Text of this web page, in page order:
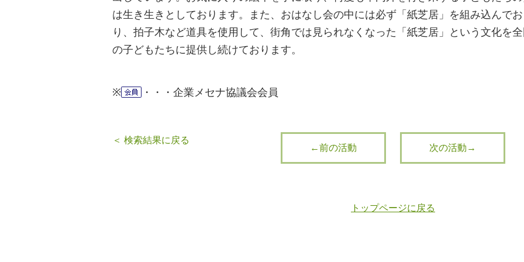
は生き生きとしております。また、おはなし会の中には必ず「紙芝居」を組み込んでお
り、拍子木など道具を使用して、街角では見られなくなった「紙芝居」という文化を
の子どもたちに提供し続けております。
※ ・・・企業メセナ協議会会員
＜ 検索結果に戻る
←前の活動 次の活動→
トップページに戻る